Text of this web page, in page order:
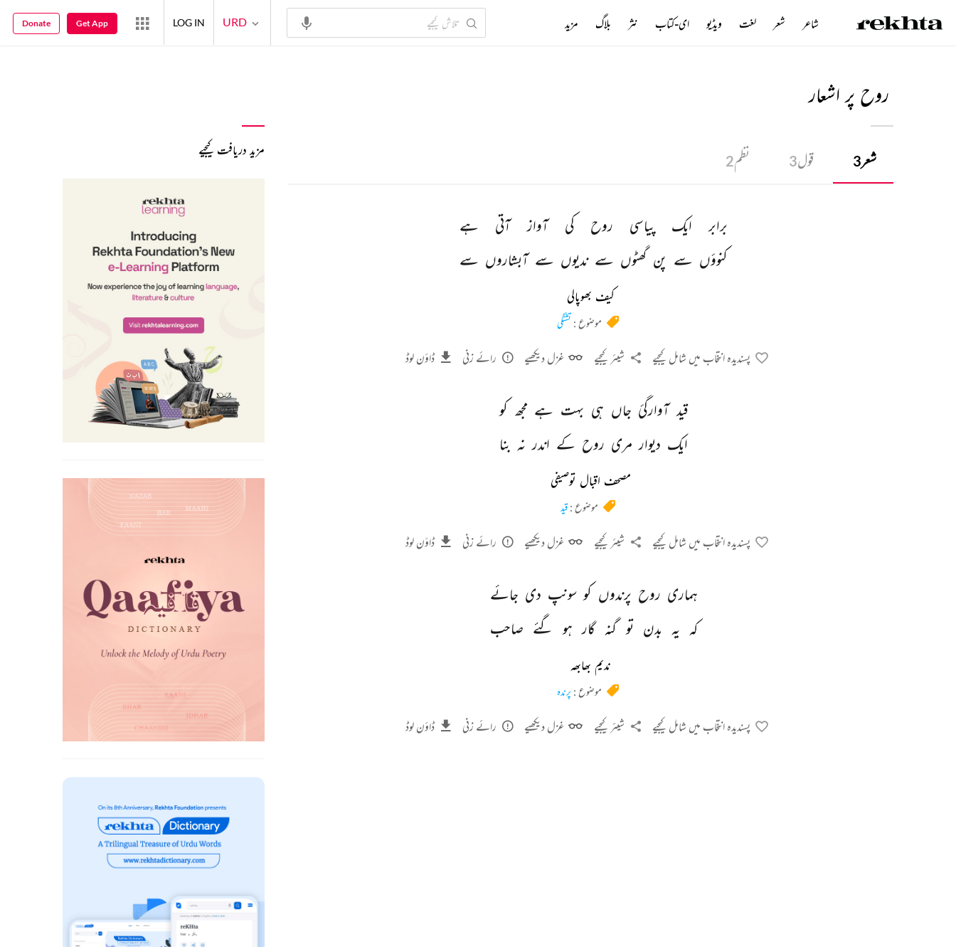
روح پر اشعار
شعر3 قول3 نظم2
برابر ایک پیاسی روح کی آواز آتی
ہے
کنوؤں سے پن گھٹوں سے ندیوں سے آبشاروں سے
کیف بھوپالی
موضوع : تشنگی
پسندیدہ انتخاب میں شامل کیجیے شیئر کیجیے غزل دیکھیے رائے زنی ڈاؤن لوڈ
قید آوارگیٔ جاں ہی بہت ہے مجھ کو
ایک دیوار مری روح کے اندر نہ بنا
مصحف اقبال توصیفی
موضوع :قید
پسندیدہ انتخاب میں شامل کیجیے شیئر کیجیے غزل دیکھیے رائے زنی ڈاؤن لوڈ
ہماری روح پرندوں کو سونپ دی جائے
کہ یہ بدن تو گنہ گار ہو گئے صاحب
ندیم بھابھہ
موضوع :پرندہ
پسندیدہ انتخاب میں شامل کیجیے شیئر کیجیے غزل دیکھیے رائے زنی ڈاؤن لوڈ
مزید دریافت کیجیے
شاعر شعر لغت ویڈیو ای-کتاب نثر بلاگ مزید URD
LOG IN
Get App
Donate